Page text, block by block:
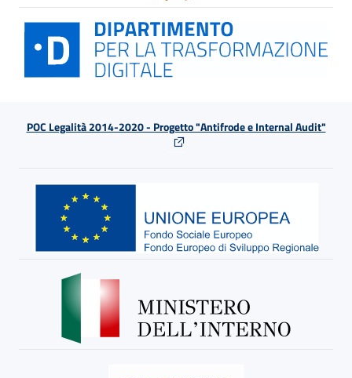
POC Legalità 2014-2020 - Progetto "Antifrode e Internal Audit"